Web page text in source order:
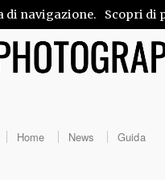
Home News Guida
di navigazione. Scopri di